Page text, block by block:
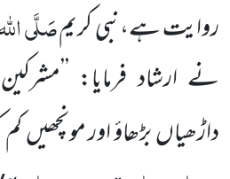
روایت ہے،نبی کریمصَلَّی
نے ارشاد فرمایا:
داڑھیاںبڑھاؤ اور مونچھیں